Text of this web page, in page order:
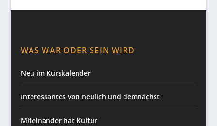
WAS WAR ODER SEIN WIRD
Neu im Kurskalender
Interessantes von neulich und demnächst
Miteinander hat Kultur